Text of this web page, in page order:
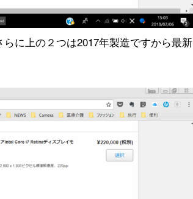
に上の２つは2017年製造ですから最新